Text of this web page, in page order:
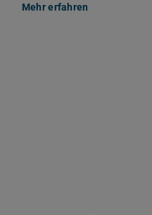
Mehr erfahren